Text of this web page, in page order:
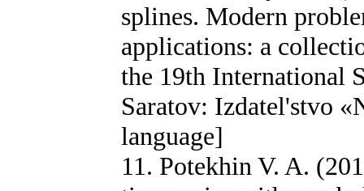
splines. Modern
applications: a
the 19th International
Saratov: Izdatel'stvo
language]
11. Potekhin V. A.